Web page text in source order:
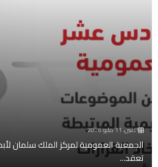
الاثنين، 11 مايو 2026
الجمعية العمومية لمركز الملك سلمان
تعقد…